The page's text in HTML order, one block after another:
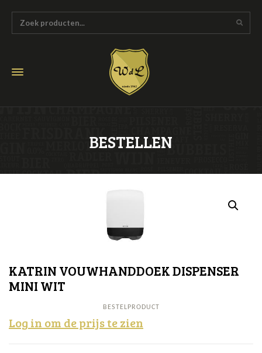
BESTELLEN
KATRIN VOUWHANDDOEK DISPENSER
MINI WIT
BESTELPRODUCT
Log in om de prijs te zien